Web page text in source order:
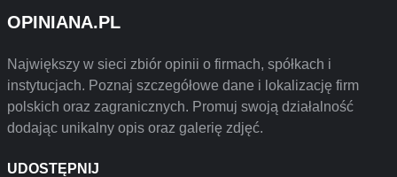
OPINIANA.PL
Największy w sieci zbiór opinii o firmach, spółkach i
instytucjach. Poznaj szczegółowe dane i lokalizację firm
polskich oraz zagranicznych. Promuj swoją działalność
dodając unikalny opis oraz galerię zdjęć.
UDOSTĘPNIJ